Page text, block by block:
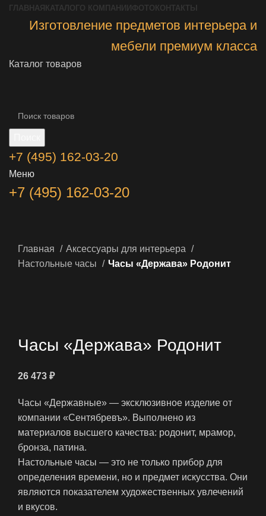
ГЛАВНАЯ КАТАЛОГО КОМПАНИИ ФОТО КОНТАКТЫ
Изготовление предметов интерьера и
мебели премиум класса
Каталог товаров
+7 (495) 162-03-20
Меню
+7 (495) 162-03-20
Главная
Аксессуары для интерьера
Настольные часы
Часы «Держава» Родонит
Часы «Держава» Родонит
26 473 ₽
Часы «Державные» — эксклюзивное изделие от
компании «Сентябревъ». Выполнено из
материалов высшего качества: родонит, мрамор,
бронза, патина.
Настольные часы — это не только прибор для
определения времени, но и предмет искусства. Они
являются показателем художественных увлечений
и вкусов.